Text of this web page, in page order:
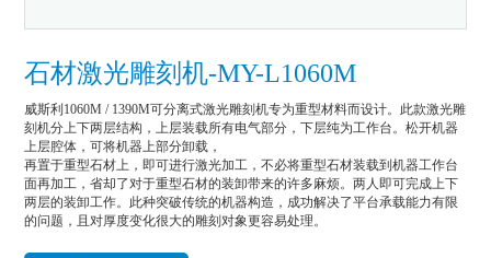
石材激光雕刻机-MY-L1060M
威斯利1060M / 1390M可分离式激光雕刻机专为重型材料而设计。此款激光雕
刻机分上下两层结构，上层装载所有电气部分，下层纯为工作台。松开机器
上层腔体，可将机器上部分卸载，
再置于重型石材上，即可进行激光加工，不必将重型石材装载到机器工作台
面再加工，省却了对于重型石材的装卸带来的许多麻烦。两人即可完成上下
两层的装卸工作。此种突破传统的机器构造，成功解决了平台承载能力有限
的问题，且对厚度变化很大的雕刻对象更容易处理。